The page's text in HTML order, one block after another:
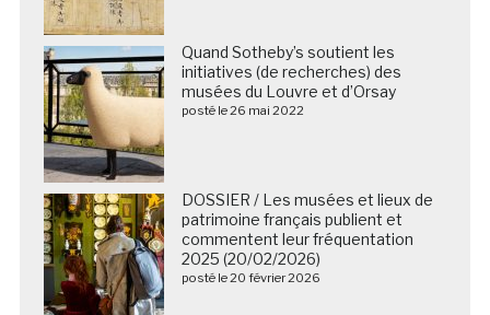
Quand Sotheby’s soutient les
initiatives (de recherches) des
musées du Louvre et d’Orsay
posté le 26 mai 2022
DOSSIER / Les musées et lieux de
patrimoine français publient et
commentent leur fréquentation
2025 (20/02/2026)
posté le 20 février 2026